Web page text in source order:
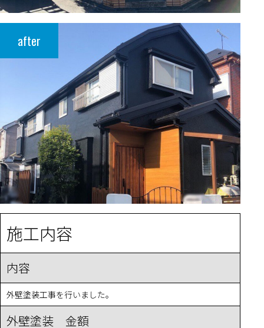
after
施工内容
内容
外壁塗装工事を行いました。
外壁塗装 金額